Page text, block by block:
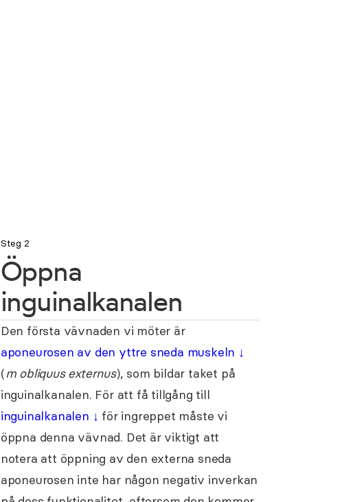
Steg 2
Öppna
inguinalkanalen
Den första vävnaden vi möter är
aponeurosen av den yttre sneda muskeln ↓
(m obliquus externus), som bildar taket på
inguinalkanalen. För att få tillgång till
inguinalkanalen ↓ för ingreppet måste vi
öppna denna vävnad. Det är viktigt att
notera att öppning av den externa sneda
aponeurosen inte har någon negativ inverkan